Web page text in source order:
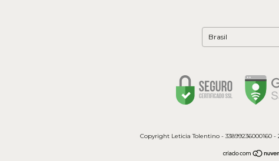
Copyright Leticia Tolentino - 33899236000160 -